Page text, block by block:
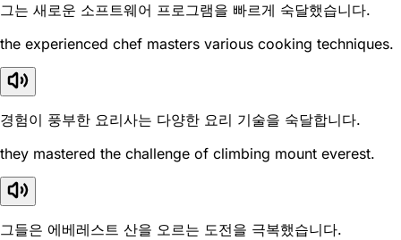
그는 새로운 소프트웨어 프로그램을 빠르게 숙달했습니다.
the experienced chef masters various cooking techniques.
경험이 풍부한 요리사는 다양한 요리 기술을 숙달합니다.
they mastered the challenge of climbing mount everest.
그들은 에베레스트 산을 오르는 도전을 극복했습니다.